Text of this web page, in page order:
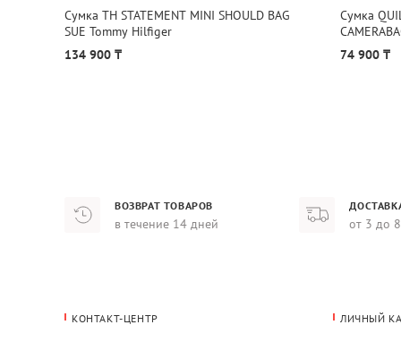
Сумка TH STATEMENT MINI SHOULD BAG
SUE Tommy Hilfiger
134 900 ₸
Сумка
74 900 ₸
ВОЗВРАТ ТОВАРОВ
в течение 14 дней от 3 до
КОНТАКТ-ЦЕНТР ЛИЧНЫЙ